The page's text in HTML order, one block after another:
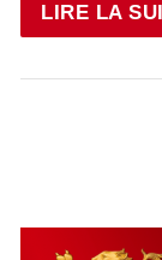
LIRE LA